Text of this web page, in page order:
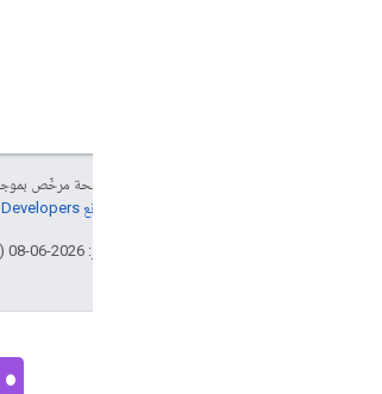
إنّ محتوى هذه الصفحة مرخّص
سياسات موقع Google Developers‏
تاريخ التعديل الأخير: 2026-06-08 (حسب التوقيت العالمي المتفَّق عليه)